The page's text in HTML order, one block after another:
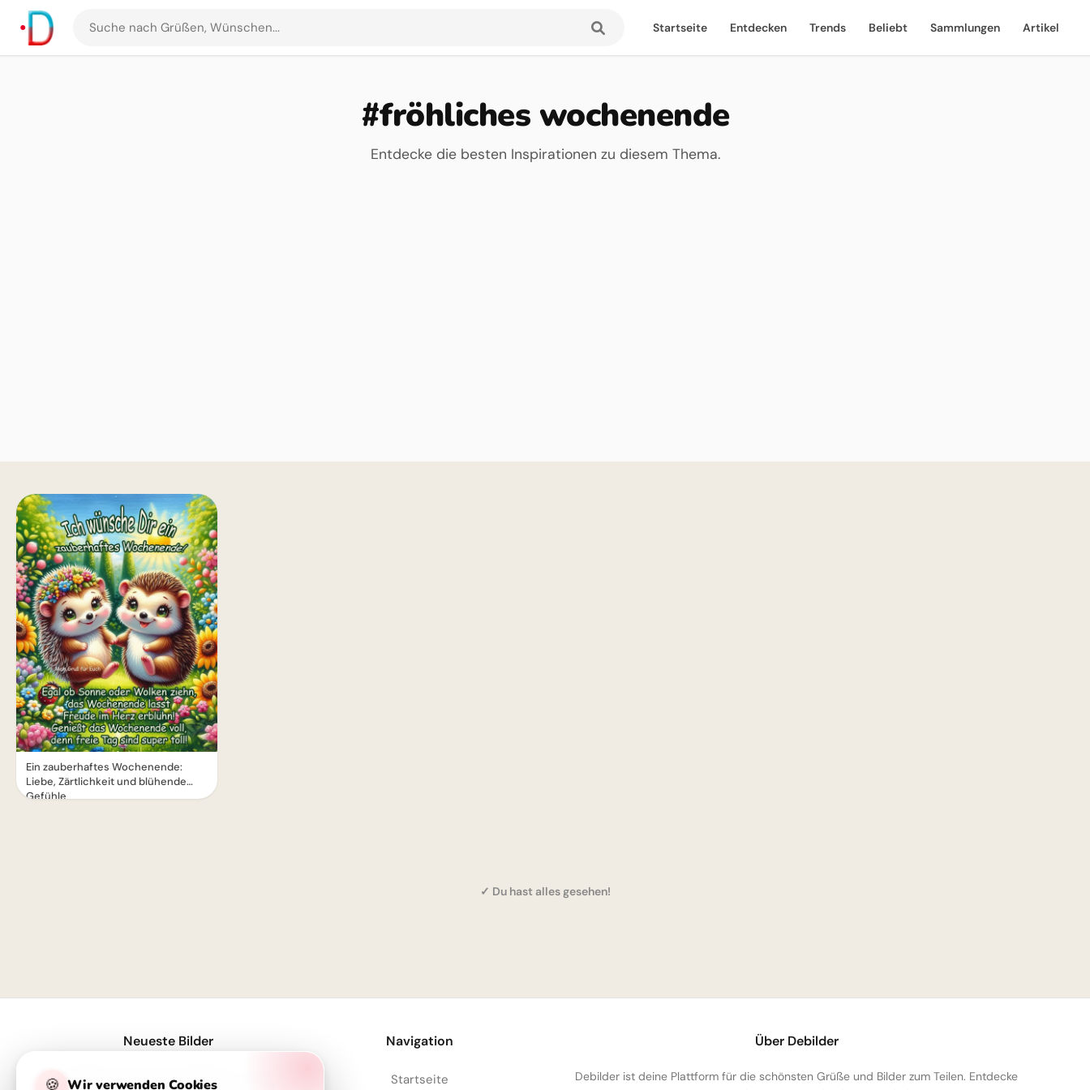
Suche
nach
Startseite Entdecken Trends Beliebt Sammlungen Artikel
#fröhliches wochenende
Entdecke die besten Inspirationen zu diesem Thema.
Ein zauberhaftes Wochenende:
Liebe, Zärtlichkeit und blühende
Gefühle
✓ Du hast alles gesehen!
🍪 Wir verwenden Cookies
Neueste Bilder Navigation
Startseite
Über Debilder
Debilder ist deine Plattform für die schönsten Grüße und Bilder zum Teilen. Entdecke